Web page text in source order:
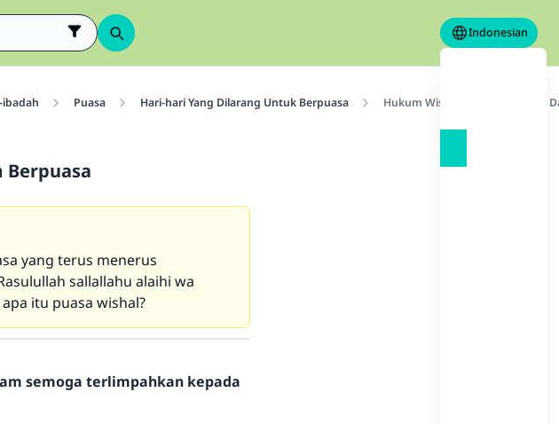
Indonesian
Puasa Hari-hari Yang Dilarang Untuk Berpuasa Hukum Wishal (terus menerus)
Berpuasa
yang terus menerus
sallallahu alaihi wa
itu puasa wishal?
semoga terlimpahkan kepada